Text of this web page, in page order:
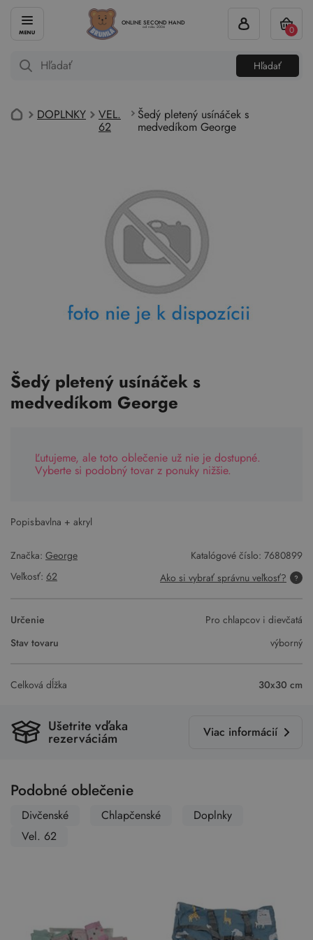
ONLINE SECOND HAND
od roku 2004
Hľadať
0
DOPLNKY VEL.
62
Šedý pletený usínáček s
medvedíkom George
Šedý pletený usínáček s
medvedíkom George
Ľutujeme, ale toto oblečenie už nie je dostupné.
Vyberte si podobný tovar z ponuky nižšie.
Popis:bavlna + akryl
Značka: George Katalógové číslo: 7680899
Veľkosť: 62 Ako si vybrať správnu veľkosť?
Určenie
Pro chlapcov i dievčatá
Stav tovaru
výborný
Celková dĺžka 30x30 cm
Ušetrite vďaka
rezerváciám Viac informácií
Podobné oblečenie
Divčenské Chlapčenské
Doplnky
Vel. 62